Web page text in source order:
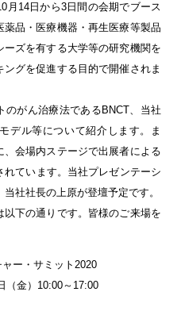
月14日から3日間の会期でブース
品・医療機器・再生医療等製品
ズを有する大学等の研究機関を
グを促進する目的で開催されま
のがん治療法であるBNCT、当社
デル等について紹介します。ま
会場内ステージで出展者による
れています。当社プレゼンテーシ
社社長の上原が登壇予定です。
下の通りです。皆様のご来場を
ー・サミット2020
（金）10:00～17:00